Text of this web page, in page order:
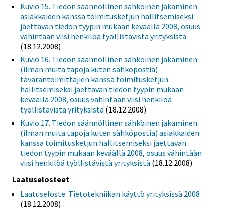
Kuvio 15. Tiedon säännöllinen sähköinen jakaminen
asiakkaiden kanssa toimitusketjun hallitsemiseksi
jaettavan tiedon tyypin mukaan keväällä 2008, osuus
vähintään viisi henkilöä työllistävistä yrityksistä
(18.12.2008)
Kuvio 16. Tiedon säännöllinen sähköinen jakaminen
(ilman muita tapoja kuten sähköpostia)
tavarantoimittajien kanssa toimitusketjun
hallitsemiseksi jaettavan tiedon tyypin mukaan
keväällä 2008, osuus vähintään viisi henkilöä
työllistävistä yrityksistä (18.12.2008)
Kuvio 17. Tiedon säännöllinen sähköinen jakaminen
(ilman muita tapoja kuten sähköpostia) asiakkaiden
kanssa toimitusketjun hallitsemiseksi jaettavan
tiedon tyypin mukaan keväällä 2008, osuus vähintään
viisi henkilöä työllistävistä yrityksistä (18.12.2008)
Laatuselosteet
Laatuseloste: Tietotekniikan käyttö yrityksissä 2008
(18.12.2008)